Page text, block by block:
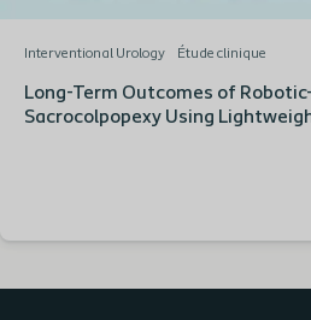
Interventional Urology Étude clinique
Long-Term Outcomes of
Sacrocolpopexy Using